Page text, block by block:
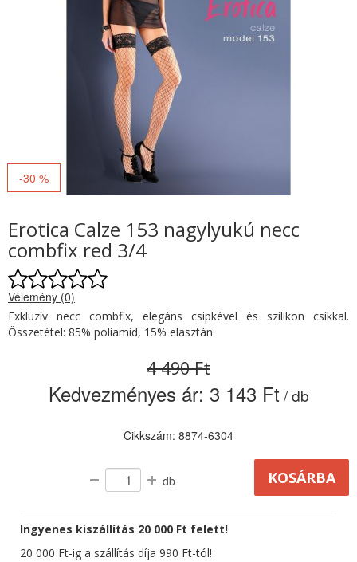
-30 %
Erotica Calze 153 nagylyukú necc
combfix red 3/4
Vélemény (0)
Exkluzív necc combfix, elegáns csipkével és szilikon csíkkal.
Összetétel: 85% poliamid, 15% elasztán
4 490 Ft
Kedvezményes ár: 3 143 Ft / db
Cikkszám: 8874-6304
db
Ingyenes kiszállítás 20 000 Ft felett!
20 000 Ft-ig a szállítás díja 990 Ft-tól!